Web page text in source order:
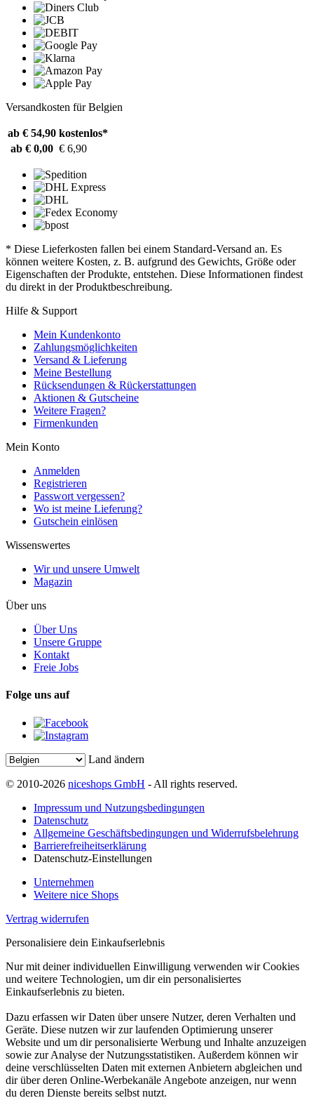
Versandkosten für Belgien
ab € 54,90 kostenlos*
ab € 0,00 € 6,90
* Diese Lieferkosten fallen bei einem Standard-Versand an. Es
können weitere Kosten, z. B. aufgrund des Gewichts, Größe oder
Eigenschaften der Produkte, entstehen. Diese Informationen findest
du direkt in der Produktbeschreibung.
Hilfe & Support
Mein Kundenkonto
Zahlungsmöglichkeiten
Versand & Lieferung
Meine Bestellung
Rücksendungen & Rückerstattungen
Aktionen & Gutscheine
Weitere Fragen?
Firmenkunden
Mein Konto
Anmelden
Registrieren
Passwort vergessen?
Wo ist meine Lieferung?
Gutschein einlösen
Wissenswertes
Wir und unsere Umwelt
Magazin
Über uns
Über Uns
Unsere Gruppe
Kontakt
Freie Jobs
Folge uns auf
Land ändern
© 2010-2026 niceshops GmbH - All rights reserved.
Impressum und Nutzungsbedingungen
Datenschutz
Allgemeine Geschäftsbedingungen und Widerrufsbelehrung
Barrierefreiheitserklärung
Datenschutz-Einstellungen
Unternehmen
Weitere nice Shops
Vertrag widerrufen
Personalisiere dein Einkaufserlebnis
Nur mit deiner individuellen Einwilligung verwenden wir Cookies
und weitere Technologien, um dir ein personalisiertes
Einkaufserlebnis zu bieten.
Dazu erfassen wir Daten über unsere Nutzer, deren Verhalten und
Geräte. Diese nutzen wir zur laufenden Optimierung unserer
Website und um dir personalisierte Werbung und Inhalte anzuzeigen
sowie zur Analyse der Nutzungsstatistiken. Außerdem können wir
deine verschlüsselten Daten mit externen Anbietern abgleichen und
dir über deren Online-Werbekanäle Angebote anzeigen, nur wenn
du deren Dienste bereits selbst nutzt.